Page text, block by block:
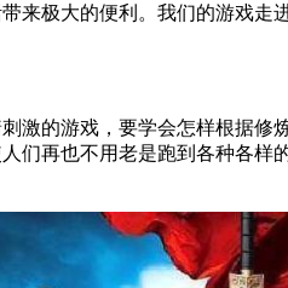
来极大的便利。我们的游戏
激的游戏，要学会怎样根据
们再也不用老是跑到各种各